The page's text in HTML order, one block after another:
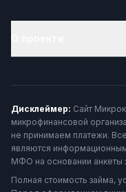
Дисклеймер: Сайт
микрофинансовой
не принимаем платежи.
являются
МФО на основании анкеты
Полная стоимость займа,